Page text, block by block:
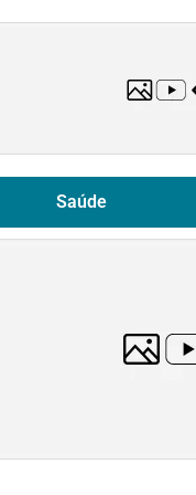
Saúde